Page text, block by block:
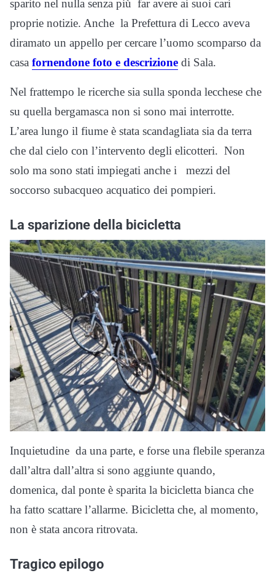
sparito nel nulla senza più far avere ai suoi cari
proprie notizie. Anche la Prefettura di Lecco aveva
diramato un appello per cercare l’uomo scomparso da
casa fornendone foto e descrizione di Sala.
Nel frattempo le ricerche sia sulla sponda lecchese che
su quella bergamasca non si sono mai interrotte.
L’area lungo il fiume è stata scandagliata sia da terra
che dal cielo con l’intervento degli elicotteri. Non
solo ma sono stati impiegati anche i mezzi del
soccorso subacqueo acquatico dei pompieri.
La sparizione della bicicletta
Inquietudine da una parte, e forse una flebile speranza
dall’altra dall’altra si sono aggiunte quando,
domenica, dal ponte è sparita la bicicletta bianca che
ha fatto scattare l’allarme. Bicicletta che, al momento,
non è stata ancora ritrovata.
Tragico epilogo